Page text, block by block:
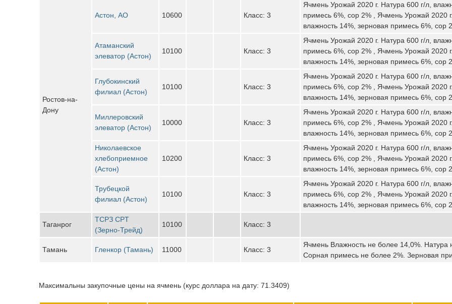
Ростов-на-
Дону
Астон, АО 10600 Класс: 3
Ячмень Урожай 2020 г. Натура 600 г/л,
примесь 6%, сор 2% , Ячмень Урожай 2020
влажность 14%, зерновая примесь 6%, сор
Атаманский
элеватор (Астон)
10100 Класс: 3
Ячмень Урожай 2020 г. Натура 600 г/л,
примесь 6%, сор 2% , Ячмень Урожай 2020
влажность 14%, зерновая примесь 6%, сор
Глубокинский
филиал (Астон)
10100 Класс: 3
Ячмень Урожай 2020 г. Натура 600 г/л,
примесь 6%, сор 2% , Ячмень Урожай 2020
влажность 14%, зерновая примесь 6%, сор
Миллеровский
элеватор (Астон)
10000 Класс: 3
Ячмень Урожай 2020 г. Натура 600 г/л,
примесь 6%, сор 2% , Ячмень Урожай 2020
влажность 14%, зерновая примесь 6%, сор
Николаевское
хлебоприемное
(Астон)
10200 Класс: 3
Ячмень Урожай 2020 г. Натура 600 г/л,
примесь 6%, сор 2% , Ячмень Урожай 2020
влажность 14%, зерновая примесь 6%, сор
Трубецкой
филиал (Астон)
10100 Класс: 3
Ячмень Урожай 2020 г. Натура 600 г/л,
примесь 6%, сор 2% , Ячмень Урожай 2020
влажность 14%, зерновая примесь 6%, сор
Таганрог
ТСРЗ CPT
(Зерно-Трейд)
10100 Класс: 3
Тамань Гленкор (Тамань) 11000 Класс: 3
Ячмень Влажность не более 14,0%. Натура
Сорная примесь не более 2%. Зерновая
Максимальны закупочные цены на ячмень (курс доллара на дату: 71.3409)